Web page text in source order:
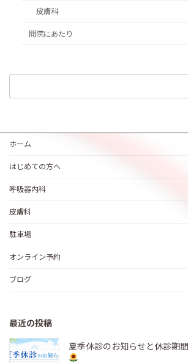
皮膚科
開院にあたり
ホーム
はじめての方へ
呼吸器内科
皮膚科
駐車場
オンライン予約
ブログ
最近の投稿
夏季休診のお知らせと休診期